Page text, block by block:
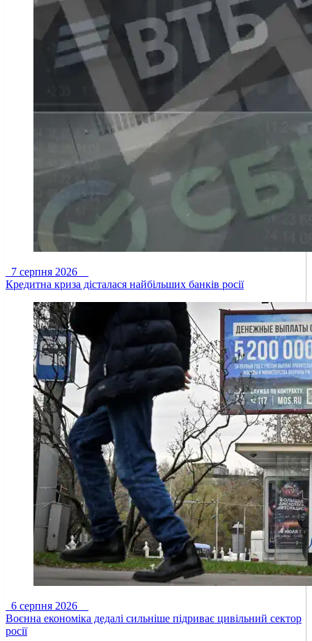
7 серпня 2026
Кредитна криза дісталася найбільших банків росії
6 серпня 2026
Воєнна економіка дедалі сильніше підриває цивільний сектор
росії